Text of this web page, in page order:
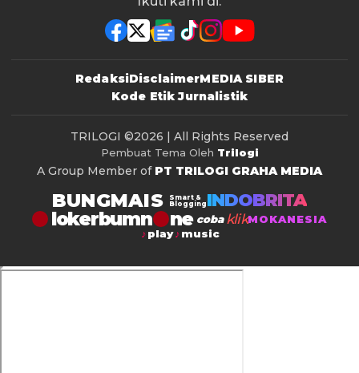
RedaksiDisclaimerMEDIA SIBER
Kode Etik Jurnalistik
TRILOGI ©2026 | All Rights Reserved
Pembuat Tema Oleh Trilogi
A Group Member of PT TRILOGI GRAHA MEDIA
BUNGMAIS
Smart &
Blogging INDOBRITA
lokerbumn coba klikMOKANESIA
play
music